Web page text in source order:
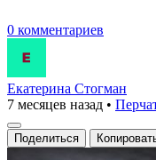
0 комментариев
Екатерина Стогман
7 месяцев назад •
Поделиться